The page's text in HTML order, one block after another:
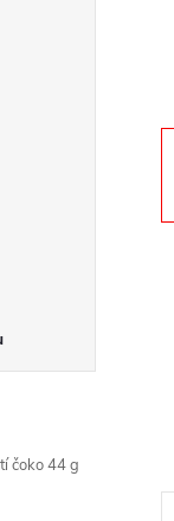
čoko 44 g